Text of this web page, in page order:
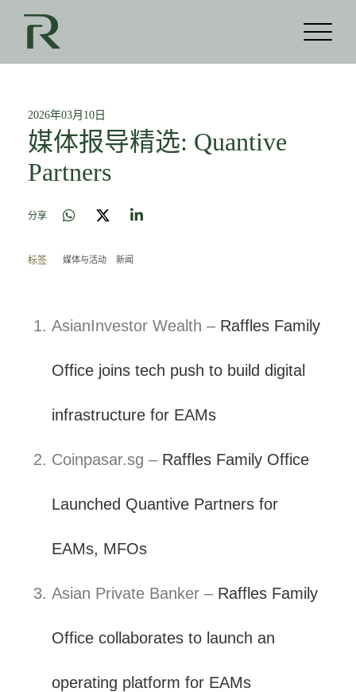
媒体报导精选: Quantive
Partners
分享
2026年03月10日
标签 媒体与活动 新闻
AsianInvestor Wealth – Raffles Family
Office joins tech push to build digital
infrastructure for EAMs
Coinpasar.sg – Raffles Family Office
Launched Quantive Partners for
EAMs, MFOs
Asian Private Banker – Raffles Family
Office collaborates to launch an
operating platform for EAMs